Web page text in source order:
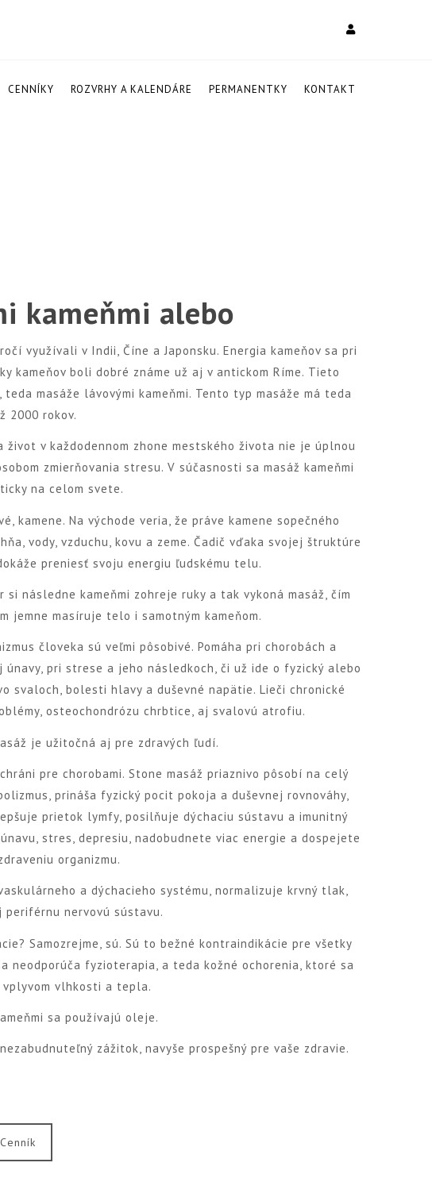
CENNÍKY ROZVRHY A KALENDÁRE PERMANENTKY KONTAKT
kameňmi alebo
využívali v Indii, Číne a Japonsku. Energia kameňov sa pri
kameňov boli dobré známe už aj v antickom Ríme. Tieto
masáže lávovými kameňmi. Tento typ masáže má teda
2000 rokov.
v každodennom zhone mestského života nie je úplnou
zmierňovania stresu. V súčasnosti sa masáž kameňmi
na celom svete.
kamene. Na východe veria, že práve kamene sopečného
vody, vzduchu, kovu a zeme. Čadič vďaka svojej štruktúre
preniesť svoju energiu ľudskému telu.
následne kameňmi zohreje ruky a tak vykoná masáž, čím
jemne masíruje telo i samotným kameňom.
človeka sú veľmi pôsobivé. Pomáha pri chorobách a
pri strese a jeho následkoch, či už ide o fyzický alebo
svaloch, bolesti hlavy a duševné napätie. Lieči chronické
osteochondrózu chrbtice, aj svalovú atrofiu.
je užitočná aj pre zdravých ľudí.
pre chorobami. Stone masáž priaznivo pôsobí na celý
prináša fyzický pocit pokoja a duševnej rovnováhy,
prietok lymfy, posilňuje dýchaciu sústavu a imunitný
stres, depresiu, nadobudnete viac energie a dospejete
organizmu.
a dýchacieho systému, normalizuje krvný tlak,
nervovú sústavu.
Samozrejme, sú. Sú to bežné kontraindikácie pre všetky
neodporúča fyzioterapia, a teda kožné ochorenia, ktoré sa
vplyvom vlhkosti a tepla.
sa používajú oleje.
zážitok, navyše prospešný pre vaše zdravie.
Cenník